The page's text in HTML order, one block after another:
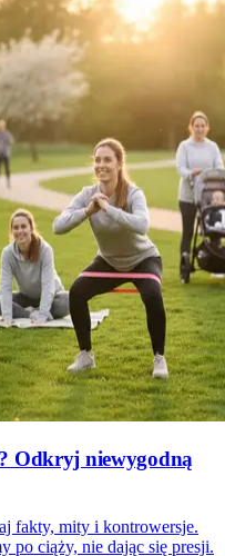
Odkryj niewygodną
fakty, mity i kontrowersje.
po ciąży, nie dając się presji.